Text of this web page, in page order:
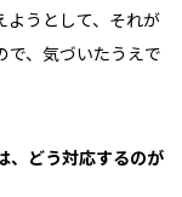
ようとして、それが
で、気づいたうえで
、どう対応するのが